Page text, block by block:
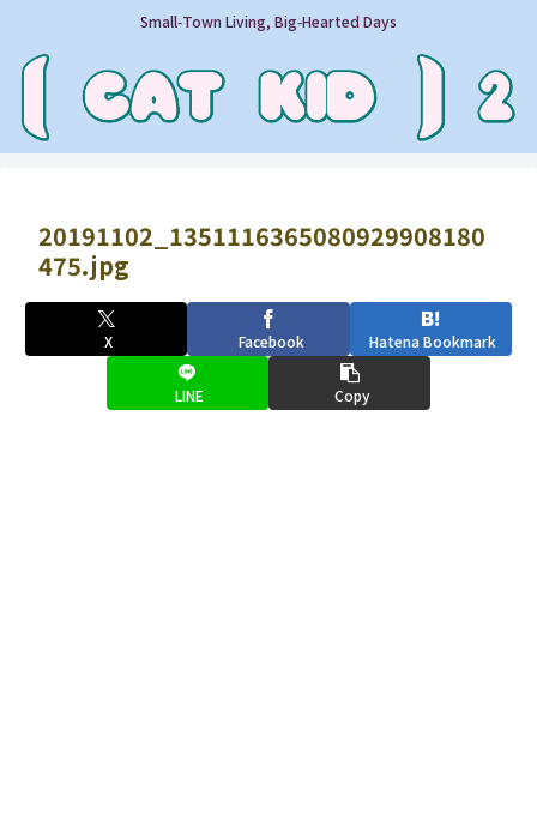
Small‑Town Living, Big‑Hearted Days
20191102_1351116365080929908180
475.jpg
X Facebook Hatena Bookmark
LINE Copy